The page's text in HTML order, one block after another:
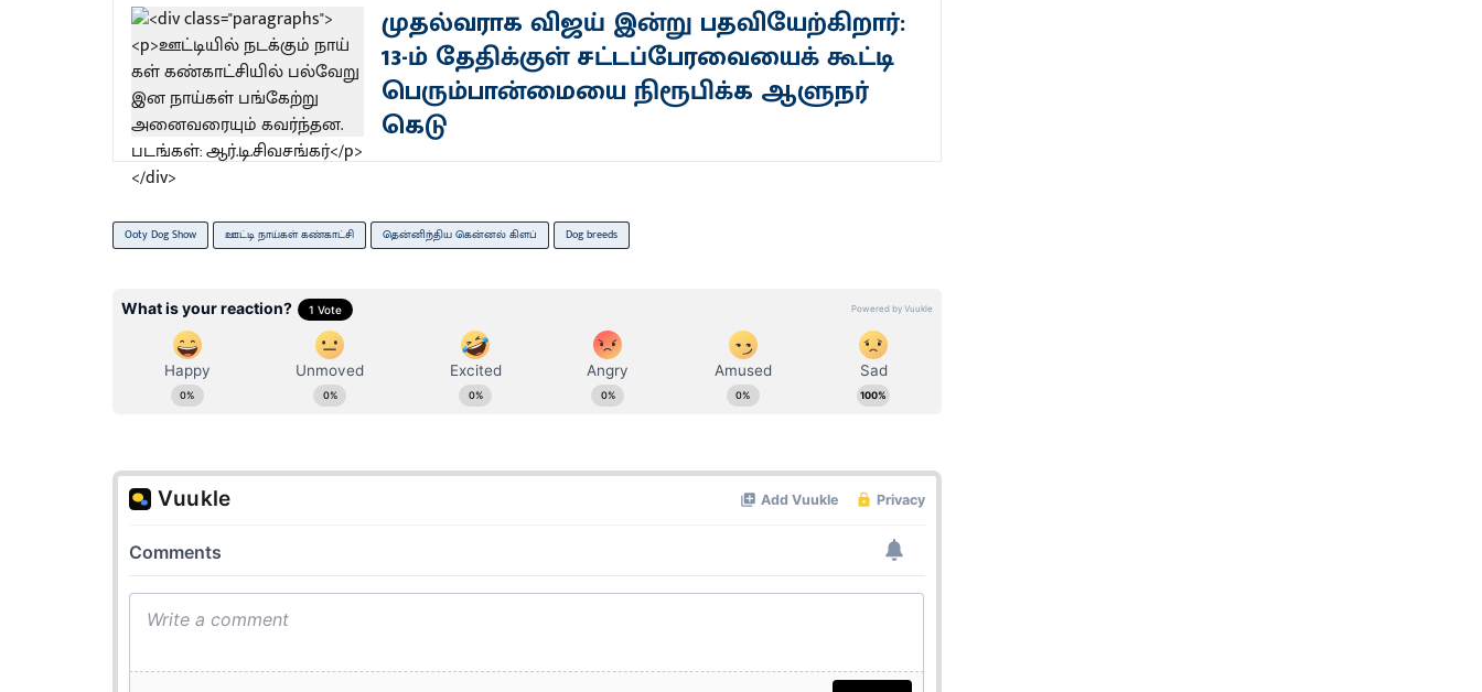
முதல்வராக விஜய் இன்று பதவியேற்கிறார்:
13-ம் தேதிக்குள் சட்டப்பேரவையைக் கூட்டி
பெரும்பான்மையை நிரூபிக்க ஆளுநர்
கெடு
Ooty Dog Show ஊட்டி நாய்கள் கண்காட்சி தென்னிந்திய கென்​னல் கிளப் Dog breeds